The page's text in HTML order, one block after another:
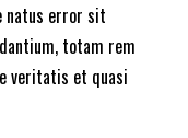
natus error sit
totam rem
veritatis et quasi